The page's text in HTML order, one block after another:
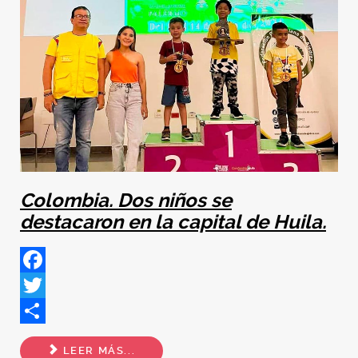
Colombia. Dos niños se
destacaron en la capital de Huila.
Facebook
Twitter
Share
LEER MÁS...